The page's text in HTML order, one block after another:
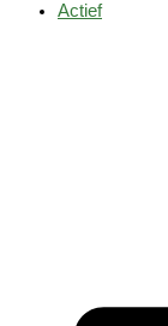
Actief